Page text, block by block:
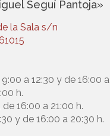
Seguí Pantoja»
la Sala s/n
a 12:30 y de 16:00 a
h.
16:00 a 21:00 h.
y de 16:00 a 20:30 h.